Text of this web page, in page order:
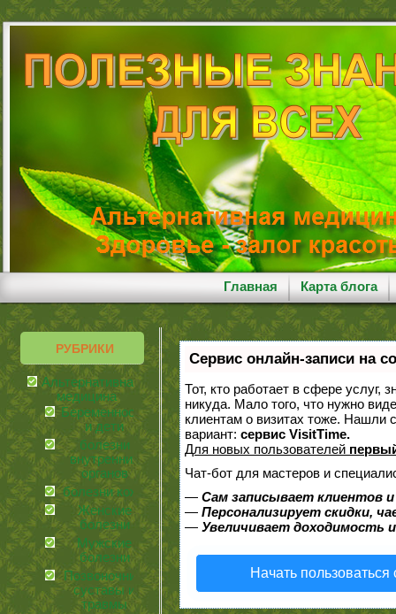
Главная Карта блога
РУБРИКИ
Альтернативная
медицина
Беременность
и дети
болезни
внутренних
органов
болезни кожи
Женские
болезни
Мужские
болезни
Позвоночник,
суставы и
травмы
Сервис онлайн-записи на
Тот, кто работает в сфере услуг,
никуда. Мало того, что нужно
клиентам о визитах тоже.
вариант: сервис VisitTime.
Для новых пользователей
Чат-бот для мастеров и
— Сам записывает клиентов
— Персонализирует скидки,
— Увеличивает доходимость
Начать